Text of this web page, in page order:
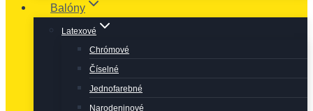
Balóny
Latexové
Chrómové
Číselné
Jednofarebné
Narodeninové